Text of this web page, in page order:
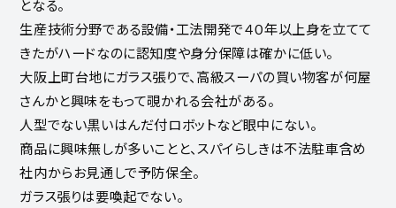
となる。
生産技術分野である設備・工法開発で４０年以上身を立てて
きたがハードなのに認知度や身分保障は確かに低い。
大阪上町台地にガラス張りで、高級スーパの買い物客が何屋
さんかと興味をもって覗かれる会社がある。
人型でない黒いはんだ付ロボットなど眼中にない。
商品に興味無しが多いことと、スパイらしきは不法駐車含め
社内からお見通しで予防保全。
ガラス張りは要喚起でない。